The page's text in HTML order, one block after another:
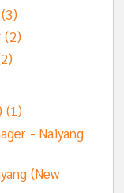
(3)
(2)
(1)
- Naiyang
(New